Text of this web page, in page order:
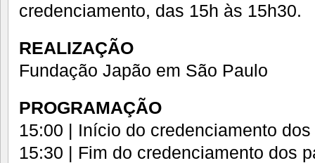
credenciamento, das 15h às 15h30.
REALIZAÇÃO
Fundação Japão em São Paulo
PROGRAMAÇÃO
15:00 | Início do credenciamento
15:30 | Fim do credenciamento dos